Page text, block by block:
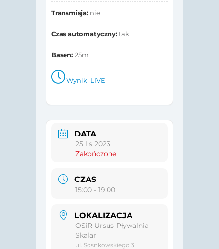
Transmisja: nie
Czas automatyczny:tak
Basen: 25m
Wyniki LIVE
DATA
25 lis 2023
Zakończone
CZAS
15:00 - 19:00
LOKALIZACJA
OSiR Ursus-Pływalnia
Skalar
ul. Sosnkowskiego 3